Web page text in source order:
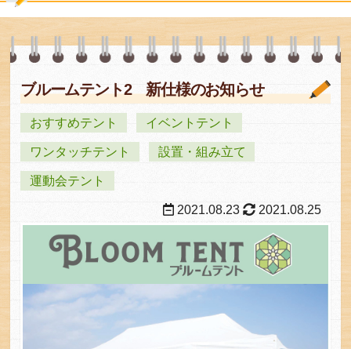
ブルームテント2 新仕様のお知らせ
おすすめテント イベントテント
ワンタッチテント 設置・組み立て
運動会テント
2021.08.23 2021.08.25